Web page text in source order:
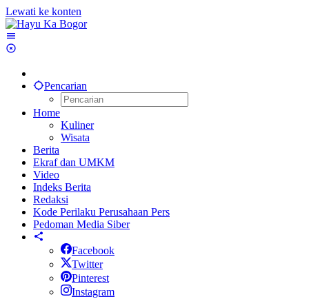
Lewati ke konten
Pencarian
Home
Kuliner
Wisata
Berita
Ekraf dan UMKM
Video
Indeks Berita
Redaksi
Kode Perilaku Perusahaan Pers
Pedoman Media Siber
Facebook
Twitter
Pinterest
Instagram